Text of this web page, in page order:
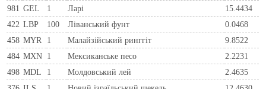
981 GEL 1 Ларi
15.4434
422 LBP 100 Ліванський фунт
0.0468
458 MYR 1 Малайзійський ринггіт
9.8522
484 MXN 1 Мексиканське песо
2.2231
498 MDL 1 Молдовський лей
2.4635